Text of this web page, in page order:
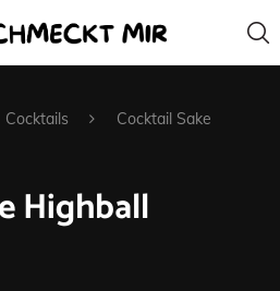
Cocktails
Cocktail Sake
Highball